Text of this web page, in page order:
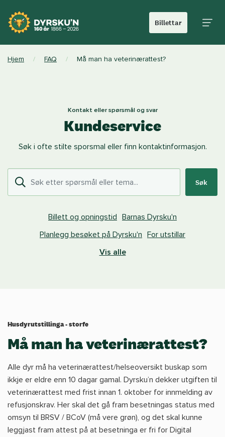
Billettar
Hjem / FAQ / Må man ha veterinærattest?
Kontakt eller spørsmål og svar
Kundeservice
Søk i ofte stilte sporsmal eller finn kontaktinformasjon.
Søk
Billett og opningstid Barnas Dyrsku'n
Planlegg besøket på Dyrsku'n For utstillar
Vis alle
Husdyrutstillinga - storfe
Må man ha veterinærattest?
Alle dyr må ha veterinærattest/helseoversikt buskap som
ikkje er eldre enn 10 dagar gamal. Dyrsku’n dekker utgiften til
veterinærattest med frist innan 1. oktober for innmelding av
refusjonskrav. Her skal det gå fram besetningas status med
omsyn til BRSV / BCoV (må vere grøn), og det skal kunne
leggjast fram attest på at besetninga er fri for Digital